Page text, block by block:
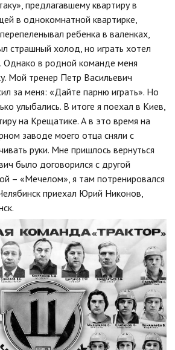
предлагавшему квартиру в
в однокомнатной квартирке,
ребенка в валенках,
страшный холод, но играть хотел
Однако в родной команде меня
Мой тренер Петр Васильевич
за меня: «Дайте парню играть». Но
улыбались. В итоге я поехал в Киев,
на Крещатике. А в это время на
заводе моего отца сняли с
руки. Мне пришлось вернуться
было договорился с другой
– «Мечелом», я там потренировался
приехал Юрий Никонов,